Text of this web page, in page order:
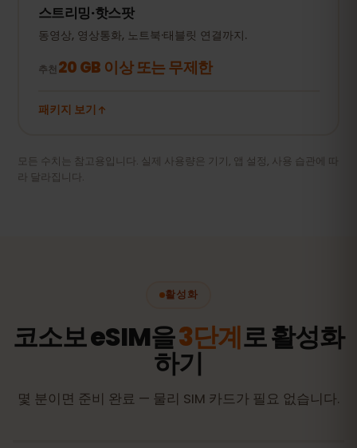
스트리밍·핫스팟
동영상, 영상통화, 노트북·태블릿 연결까지.
추천 20 GB 이상 또는 무제한
패키지 보기
모든 수치는 참고용입니다. 실제 사용량은 기기, 앱 설정, 사용 습관에 따
라 달라집니다.
활성화
코소보 eSIM을3단계로 활성화
하기
몇 분이면 준비 완료 — 물리 SIM 카드가 필요 없습니다.